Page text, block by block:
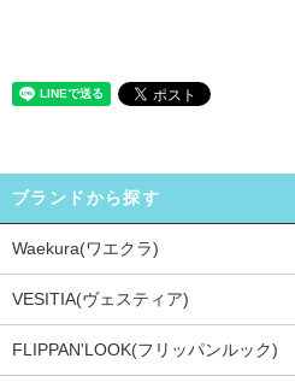
ブランドから探す
Waekura(ワエクラ)
VESITIA(ヴェスティア)
FLIPPAN'LOOK(フリッパンルック)